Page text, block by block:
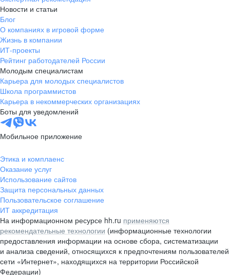
Новости и статьи
Блог
О компаниях в игровой форме
Жизнь в компании
ИТ-проекты
Рейтинг работодателей России
Молодым специалистам
Карьера для молодых специалистов
Школа программистов
Карьера в некоммерческих организациях
Боты для уведомлений
Мобильное приложение
Этика и комплаенс
Оказание услуг
Использование сайтов
Защита персональных данных
Пользовательское соглашение
ИТ аккредитация
На информационном ресурсе hh.ru применяются
рекомендательные технологии (информационные технологии
предоставления информации на основе сбора, систематизации
и анализа сведений, относящихся к предпочтениям пользователей
сети «Интернет», находящихся на территории Российской
Федерации)